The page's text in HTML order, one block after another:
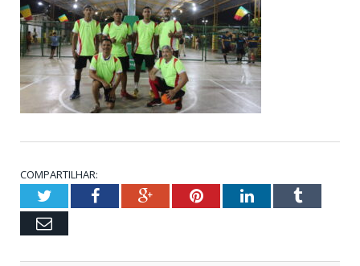
COMPARTILHAR:
TwitterFacebookGoogle+PinterestLinkedInTumblr
Email